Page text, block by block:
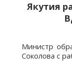
Якутия
Министр
Соколова с